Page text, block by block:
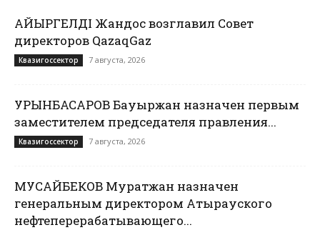
ҚАЙЫРГЕЛДІ Жандос возглавил Совет
директоров QazaqGaz
Квазигоссектор 7 августа, 2026
УРЫНБАСАРОВ Бауыржан назначен первым
заместителем председателя правления...
Квазигоссектор 7 августа, 2026
МУСАЙБЕКОВ Муратжан назначен
генеральным директором Атырауского
нефтеперерабатывающего...